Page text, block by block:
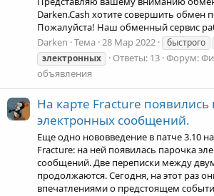
Darken.Cash хотите совершить обмен
Пожалуйста! Наш обменный сервис
Darken Тема 28 Мар 2022 быстрого
электронных
Ответы: 13 Форум:
объявления
На карте Fracture появились
электронных сообщений.
Еще одно нововведение в патче 3.10
Fracture: на ней появилась парочка
сообщений. Две переписки между
продолжаются. Сегодня, на этот раз
впечатлениями о предстоящем